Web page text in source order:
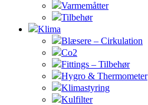
Varmemåtter
Tilbehør
Klima
Blæsere – Cirkulation
Co2
Fittings – Tilbehør
Hygro & Thermometer
Klimastyring
Kulfilter